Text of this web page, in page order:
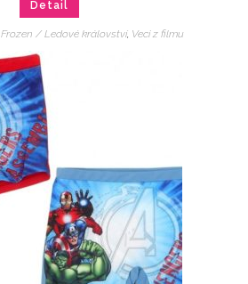
Detail
Frozen / Ledové království, Veci z filmu